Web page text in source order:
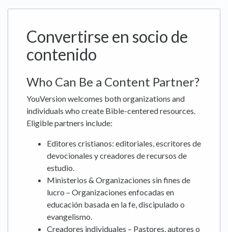
Convertirse en socio de
contenido
Who Can Be a Content Partner?
YouVersion welcomes both organizations and
individuals who create Bible-centered resources.
Eligible partners include:
Editores cristianos: editoriales, escritores de
devocionales y creadores de recursos de
estudio.
Ministerios & Organizaciones sin fines de
lucro – Organizaciones enfocadas en
educación basada en la fe, discipulado o
evangelismo.
Creadores individuales – Pastores, autores o